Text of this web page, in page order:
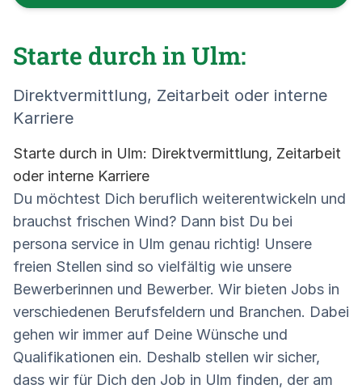
Starte durch in Ulm:
Direktvermittlung, Zeitarbeit oder interne
Karriere
Starte durch in Ulm: Direktvermittlung, Zeitarbeit
oder interne Karriere
Du möchtest Dich beruflich weiterentwickeln und
brauchst frischen Wind? Dann bist Du bei
persona service in Ulm genau richtig! Unsere
freien Stellen sind so vielfältig wie unsere
Bewerberinnen und Bewerber. Wir bieten Jobs in
verschiedenen Berufsfeldern und Branchen. Dabei
gehen wir immer auf Deine Wünsche und
Qualifikationen ein. Deshalb stellen wir sicher,
dass wir für Dich den Job in Ulm finden, der am